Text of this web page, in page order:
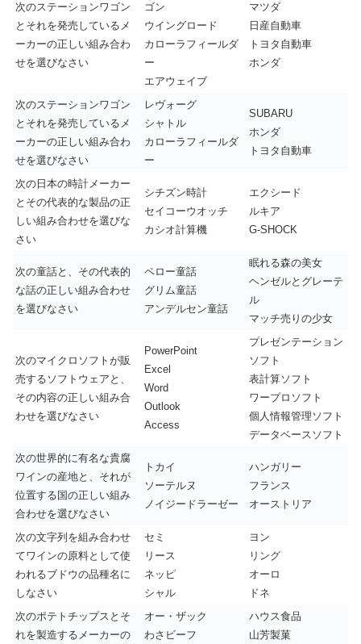
次のステーションワゴン
とそれを発売しているメ
ーカーの正しい組み合わ
せを選びなさい
ゴン
ウイングロード
カローラフィールダ
ー
エアウェイブ
マツダ
日産自動車
トヨタ自動車
ホンダ
次のステーションワゴン
とそれを発売しているメ
ーカーの正しい組み合わ
せを選びなさい
レヴォーグ
シャトル
カローラフィールダ
ー
SUBARU
ホンダ
トヨタ自動車
次の日本の時計メーカー
とその代表的な製品の正
しい組み合わせを選びな
さい
シチズン時計
セイコーウオッチ
カシオ計算機
エクシード
ルキア
G-SHOCK
次の童話と、その代表的
な話の正しい組み合わせ
を選びなさい
ペロー童話
グリム童話
アンデルセン童話
眠れる森の美女
ヘンゼルとグレーテ
ル
マッチ売りの少女
次のマイクロソフトが販
売するソフトウェアと、
その内容の正しい組み合
わせを選びなさい
PowerPoint
Excel
Word
Outlook
Access
プレゼンテーション
ソフト
表計算ソフト
ワープロソフト
個人情報管理ソフト
データベースソフト
次の世界的に有名な貴腐
ワインの産地と、それが
位置する国の正しい組み
合わせを選びなさい
トカイ
ソーテルヌ
ノイジードラーゼー
ハンガリー
フランス
オーストリア
次の文字列を組み合わせ
てワインの原料として使
われるブドウの品種名に
しなさい
セミ
リース
ネッピ
シャル
ヨン
リング
オーロ
ドネ
次のポテトチップスとそ
れを製造するメーカーの
オー・ザック
わさビーフ
ハウス食品
山芳製菓